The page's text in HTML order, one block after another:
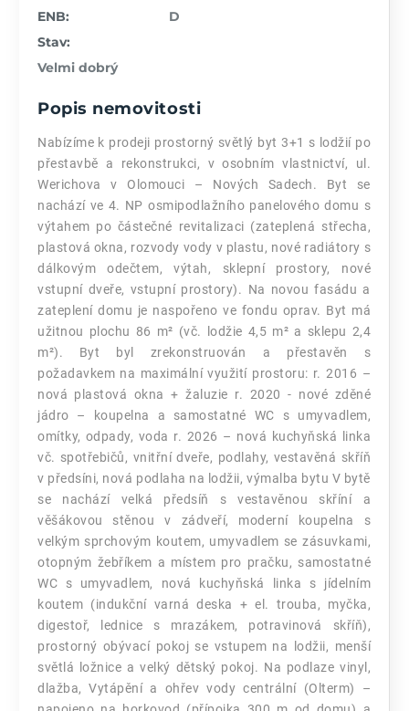
ENB:
D
Stav:
Velmi dobrý
Popis nemovitosti
Nabízíme k prodeji prostorný světlý byt 3+1 s lodžií po
přestavbě a rekonstrukci, v osobním vlastnictví, ul.
Werichova v Olomouci – Nových Sadech. Byt se
nachází ve 4. NP osmipodlažního panelového domu s
výtahem po částečné revitalizaci (zateplená střecha,
plastová okna, rozvody vody v plastu, nové radiátory s
dálkovým odečtem, výtah, sklepní prostory, nové
vstupní dveře, vstupní prostory). Na novou fasádu a
zateplení domu je naspořeno ve fondu oprav. Byt má
užitnou plochu 86 m² (vč. lodžie 4,5 m² a sklepu 2,4
m²). Byt byl zrekonstruován a přestavěn s
požadavkem na maximální využití prostoru: r. 2016 –
nová plastová okna + žaluzie r. 2020 - nové zděné
jádro – koupelna a samostatné WC s umyvadlem,
omítky, odpady, voda r. 2026 – nová kuchyňská linka
vč. spotřebičů, vnitřní dveře, podlahy, vestavěná skříň
v předsíni, nová podlaha na lodžii, výmalba bytu V bytě
se nachází velká předsíň s vestavěnou skříní a
věšákovou stěnou v zádveří, moderní koupelna s
velkým sprchovým koutem, umyvadlem se zásuvkami,
otopným žebříkem a místem pro pračku, samostatné
WC s umyvadlem, nová kuchyňská linka s jídelním
koutem (indukční varná deska + el. trouba, myčka,
digestoř, lednice s mrazákem, potravinová skříň),
prostorný obývací pokoj se vstupem na lodžii, menší
světlá ložnice a velký dětský pokoj. Na podlaze vinyl,
dlažba, Vytápění a ohřev vody centrální (Olterm) –